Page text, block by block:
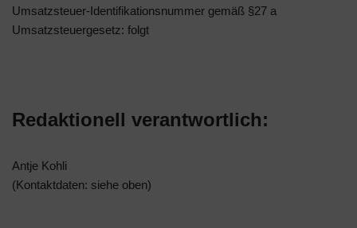
Umsatzsteuer-Identifikationsnummer gemäß §27 a
Umsatzsteuergesetz: folgt
Redaktionell verantwortlich:
Antje Kohli
(Kontaktdaten: siehe oben)